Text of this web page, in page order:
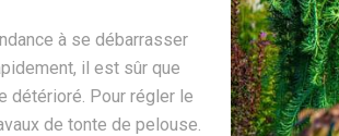
à se débarrasser
il est sûr que
détérioré. Pour régler le
de tonte de pelouse.